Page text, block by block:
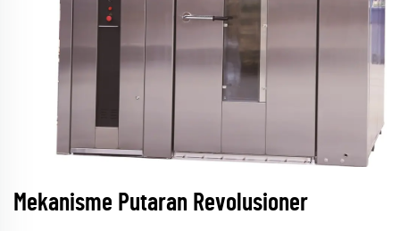
Mekanisme Putaran Revolusioner